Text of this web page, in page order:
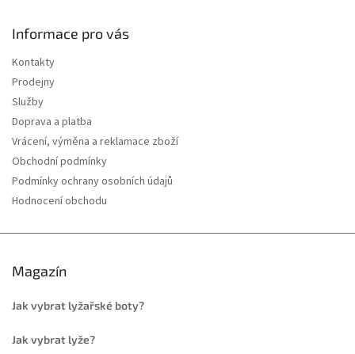
Informace pro vás
Kontakty
Prodejny
Služby
Doprava a platba
Vrácení, výměna a reklamace zboží
Obchodní podmínky
Podmínky ochrany osobních údajů
Hodnocení obchodu
Magazín
Jak vybrat lyžařské boty?
Jak vybrat lyže?